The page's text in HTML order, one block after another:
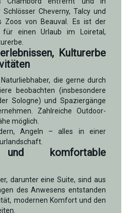
Cheverny, Talcy und
Zoos von Beauval. Es ist der
für einen Urlaub im Loiretal,
Kulturerbe
die gerne durch
beobachten (insbesondere
Sologne) und Spaziergänge
Zahlreiche Outdoor-
möglich.
Angeln – alles in einer
und komfortable
darunter eine Suite, sind aus
des Anwesens entstanden
modernen Komfort und den